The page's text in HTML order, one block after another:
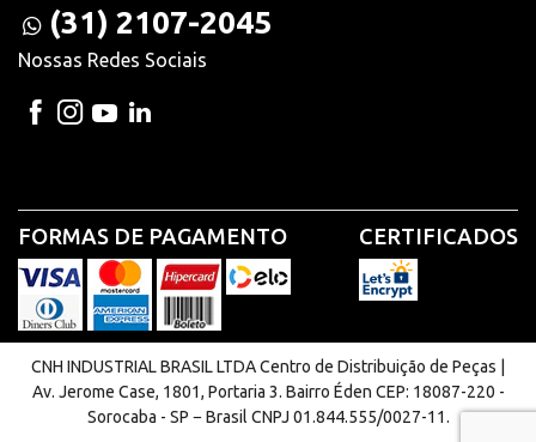
(31) 2107-2045
Nossas Redes Sociais
FORMAS DE PAGAMENTO CERTIFICADOS
CNH INDUSTRIAL BRASIL LTDA Centro de Distribuição de Peças |
Av. Jerome Case, 1801, Portaria 3. Bairro Éden CEP: 18087-220 -
Sorocaba - SP − Brasil CNPJ 01.844.555/0027-11.